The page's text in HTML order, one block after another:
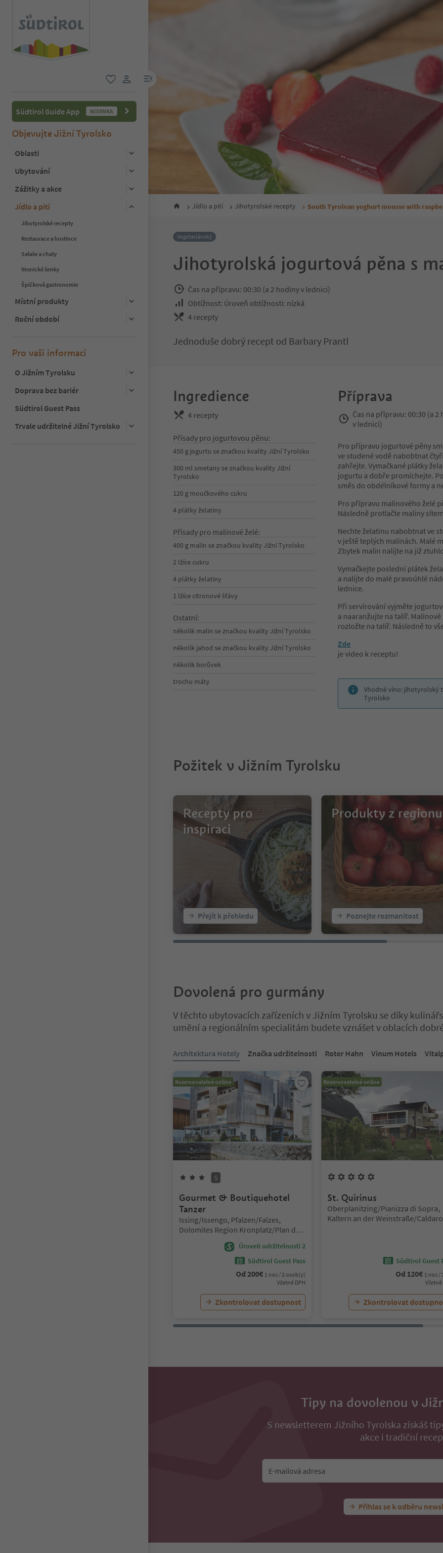
uživatelský odkaz
odkaz na menu
Südtirol Guide App NOVINKA
Objevujte Jižní Tyrolsko
Oblasti
Ubytování
Zážitky a akce
Jídlo a pití
Jihotyrolské recepty
Restaurace a hostince
Salaše a chaty
Vesnické šenky
Špičková gastronomie
Místní produkty
Roční období
Pro vaši informaci
O Jižním Tyrolsku
Doprava bez bariér
Südtirol Guest Pass
Trvale udržitelné Jižní Tyrolsko
Jídlo a pití Jihotyrolské recepty South Tyrolean yoghurt mousse with
Vegetariánský
Jihotyrolská jogurtová pěna s
Čas na přípravu: 00:30 (a 2 hodiny v lednici)
Obtížnost: Úroveň obtížnosti: nízká
4 recepty
Jednoduše dobrý recept od Barbary Prantl
Ingredience
4 recepty
Přísady pro jogurtovou pěnu:
450 g jogurtu se značkou kvality Jižní Tyrolsko
300 ml smetany se značkou kvality Jižní
Tyrolsko
120 g moučkového cukru
4 plátky želatiny
Přísady pro malinové želé:
400 g malin se značkou kvality Jižní Tyrolsko
2 lžíce cukru
4 plátky želatiny
1 lžíce citronové šťávy
Ostatní:
několik malin se značkou kvality Jižní Tyrolsko
několik jahod se značkou kvality Jižní Tyrolsko
několik borůvek
trochu máty
Příprava
Čas na přípravu: 00:30 (a 2
v lednici)
Pro přípravu jogurtové pěny
ve studené vodě nabobtnat
zahřejte. Vymačkané plátky
jogurtu a dobře promíchejte.
směs do obdélníkové formy a
Pro přípravu malinového želé
Následně protlačte maliny
Nechte želatinu nabobtnat ve
v ještě teplých malinách. Malé
Zbytek malin nalijte na již
Vymačkejte poslední plátek
a nalijte do malé pravoúhlé
lednice.
Při servírování vyjměte
a naaranžujte na talíř.
rozložte na talíř. Následně to
Zde
je video k receptu!
Vhodné víno: jihotyrolský
Tyrolsko
Požitek v Jižním Tyrolsku
Recepty pro
inspiraci
Přejít k přehledu
Produkty z regionu
Poznejte rozmanitost
Dovolená pro gurmány
V těchto ubytovacích zařízeních v Jižním Tyrolsku se díky
umění a regionálním specialitám budete vznášet v oblacích
Nacházíte se na tabulkovém posuvníku. Vyberte kartu pro zobrazení jejího
Architektura Hotely Značka udržitelnosti Roter Hahn Vinum Hotels
Rezervovatelné online
hvězdy
S
Gourmet & Boutiquehotel
Tanzer
Lokalita:
Issing/Issengo, Pfalzen/Falzes,
Dolomites Region Kronplatz/Plan de
Úroveň udržitelnosti 2
Südtirol Guest Pass
Od 200€ 1 noc / 2 osob(y)
Včetně DPH
Zkontrolovat dostupnost
Rezervovatelné online
St. Quirinus
Lokalita:
Oberplanitzing/Pianizza di Sopra,
Kaltern an der Weinstraße/Caldaro
Südtirol Guest
Od 120€ 1 noc /
Včetně
Zkontrolovat
Tipy na dovolenou v
S newsletterem Jižního Tyrolska získáš
akce i tradiční
E-mailová adresa
Přihlas se k odběru